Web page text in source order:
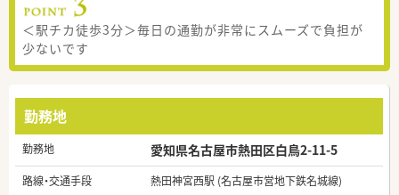
＜駅チカ徒歩3分＞毎日の通勤が非常にスムーズで負担が
少ないです
勤務地
勤務地 愛知県名古屋市熱田区白鳥2-11-5
路線・交通手段
熱田神宮西駅 (名古屋市営地下鉄名城線)